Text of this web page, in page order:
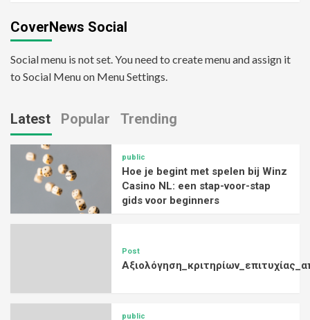
CoverNews Social
Social menu is not set. You need to create menu and assign it
to Social Menu on Menu Settings.
Latest Popular Trending
public
Hoe je begint met spelen bij Winz
Casino NL: een stap-voor-stap
gids voor beginners
Post
public